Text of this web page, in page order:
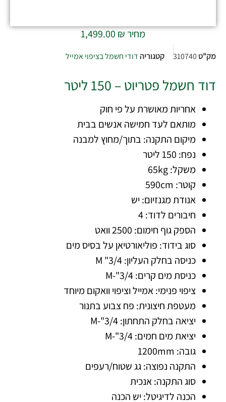
מחיר 1,499.00 ₪
מק"ט310740 קטגוריה דודי חשמל בציפוי אמייל
דוד חשמל פטריוט – 150 ליטר
אחריות מאושרת על פי חוק
מותאם לעד חמישה אנשים בבית
מיקום התקנה: בתוך/מחוץ למבנה
נפח: 150 ליטר
משקל: 65kg
קוטר: 590cm
אנודת מגנזיום: יש
חיבורים לדוד: 4
הספק גוף חימום: 2500 וואט
סוג בידוד: פוליאורטיאן על בסיס מים
כניסה בחלק העליון: 3/4" M
כניסת מים קרים: 3/4"-M
ציפוי פנימי: אמייל וציפוי וואקום מיוחד
מעטפת חיצונית: פח צבוע בתנור
יציאה בחלק התחתון: 3/4"-M
יציאת מים חמים: 3/4"-M
גובה: 1200mm
התקנה נפוצה: גג שטוח/רעפים
סוג התקנה: אנכית
הכנה לדיגיטל: יש הכנה